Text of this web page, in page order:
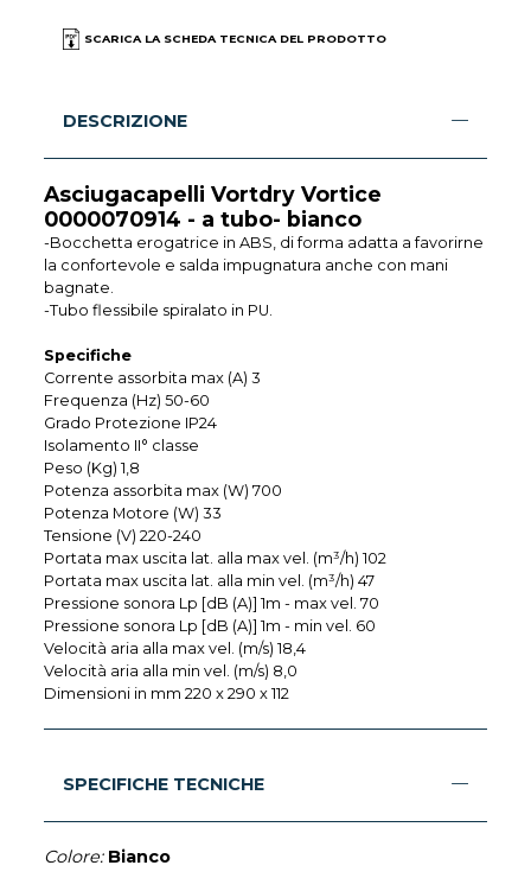
SCARICA LA SCHEDA TECNICA DEL PRODOTTO
DESCRIZIONE
Asciugacapelli Vortdry Vortice
0000070914 - a tubo- bianco
-Bocchetta erogatrice in ABS, di forma adatta a favorirne
la confortevole e salda impugnatura anche con mani
bagnate.
-Tubo flessibile spiralato in PU.
Specifiche
Corrente assorbita max (A) 3
Frequenza (Hz) 50-60
Grado Protezione IP24
Isolamento II° classe
Peso (Kg) 1,8
Potenza assorbita max (W) 700
Potenza Motore (W) 33
Tensione (V) 220-240
Portata max uscita lat. alla max vel. (m³/h) 102
Portata max uscita lat. alla min vel. (m³/h) 47
Pressione sonora Lp [dB (A)] 1m - max vel. 70
Pressione sonora Lp [dB (A)] 1m - min vel. 60
Velocità aria alla max vel. (m/s) 18,4
Velocità aria alla min vel. (m/s) 8,0
Dimensioni in mm 220 x 290 x 112
SPECIFICHE TECNICHE
Colore: Bianco